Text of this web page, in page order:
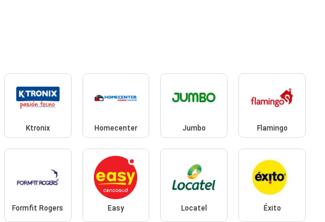
Ktronix Homecenter Jumbo Flamingo
Formfit Rogers Easy Locatel Éxito